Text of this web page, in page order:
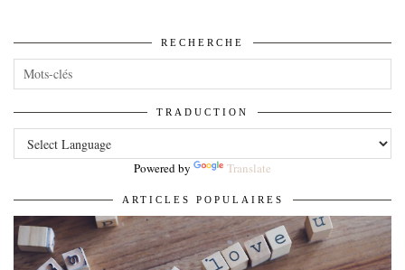
RECHERCHE
TRADUCTION
Powered by Translate
ARTICLES POPULAIRES